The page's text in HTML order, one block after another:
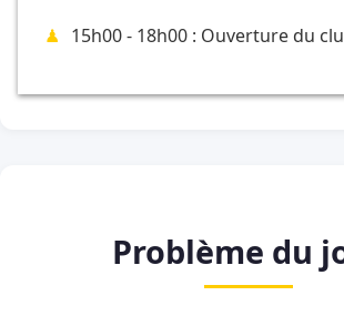
15h00 - 18h00 : Ouverture du
Problème du